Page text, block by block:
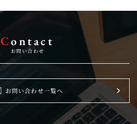
Contact
お問い合わせ
お問い合わせ一覧へ